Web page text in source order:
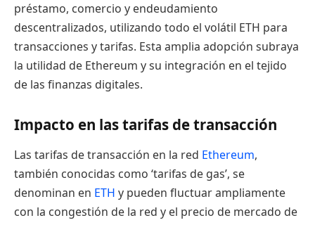
préstamo, comercio y endeudamiento
descentralizados, utilizando todo el volátil ETH para
transacciones y tarifas. Esta amplia adopción subraya
la utilidad de Ethereum y su integración en el tejido
de las finanzas digitales.
Impacto en las tarifas de transacción
Las tarifas de transacción en la red Ethereum,
también conocidas como ‘tarifas de gas’, se
denominan en ETH y pueden fluctuar ampliamente
con la congestión de la red y el precio de mercado de